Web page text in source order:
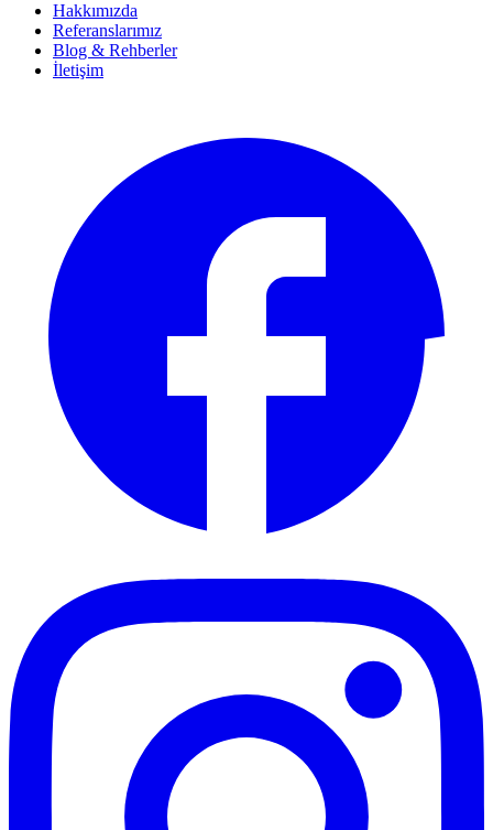
Hakkımızda
Referanslarımız
Blog & Rehberler
İletişim